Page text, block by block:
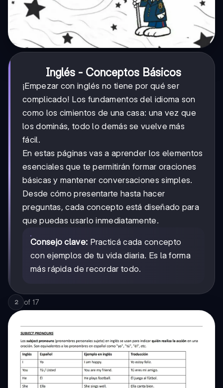
Inglés - Conceptos Básicos
¡Empezar con inglés no tiene por qué ser
complicado! Los fundamentos del idioma son
como los cimientos de una casa: una vez que
los dominás, todo lo demás se vuelve más
fácil.
En estas páginas vas a aprender los elementos
esenciales que te permitirán formar oraciones
básicas y mantener conversaciones simples.
Desde cómo presentarte hasta hacer
preguntas, cada concepto está diseñado para
que puedas usarlo inmediatamente.
Consejo clave: Practicá cada concepto
con ejemplos de tu vida diaria. Es la forma
más rápida de recordar todo.
2 of 17